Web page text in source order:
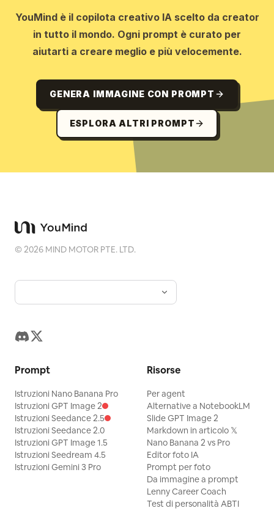
YouMind è il copilota creativo IA scelto da creator
in tutto il mondo. Ogni prompt è curato per
aiutarti a creare meglio e più velocemente.
GENERA IMMAGINE CON PROMPT
ESPLORA ALTRI PROMPT
©2026 MIND MOTOR PTE. LTD.
Prompt
Istruzioni Nano Banana Pro
Istruzioni GPT Image 2
Istruzioni Seedance 2.5
Istruzioni Seedance 2.0
Istruzioni GPT Image 1.5
Istruzioni Seedream 4.5
Istruzioni Gemini 3 Pro
Risorse
Per agent
Alternative a NotebookLM
Slide GPT Image 2
Markdown in articolo 𝕏
Nano Banana 2 vs Pro
Editor foto IA
Prompt per foto
Da immagine a prompt
Lenny Career Coach
Test di personalità ABTI